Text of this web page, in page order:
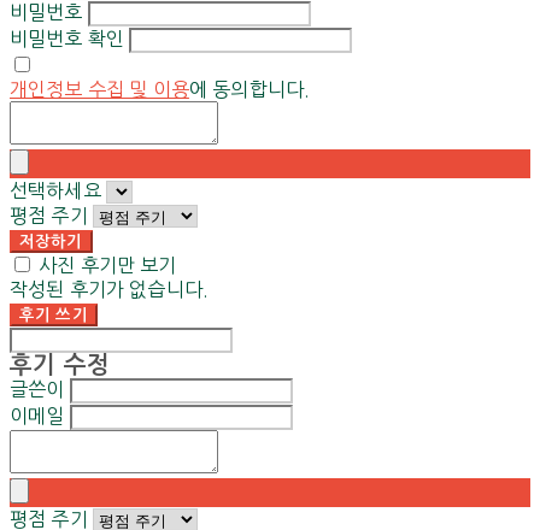
비밀번호
비밀번호 확인
개인정보 수집 및 이용에 동의합니다.
선택하세요
평점 주기
저장하기
사진 후기만 보기
작성된 후기가 없습니다.
후기 쓰기
후기 수정
글쓴이
이메일
평점 주기